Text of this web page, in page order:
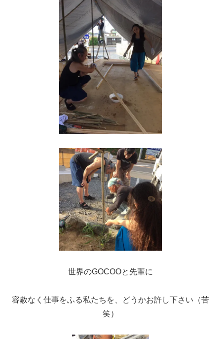
世界のGOCOOと先輩に
容赦なく仕事をふる私たちを、どうかお許し下さい（苦
笑）